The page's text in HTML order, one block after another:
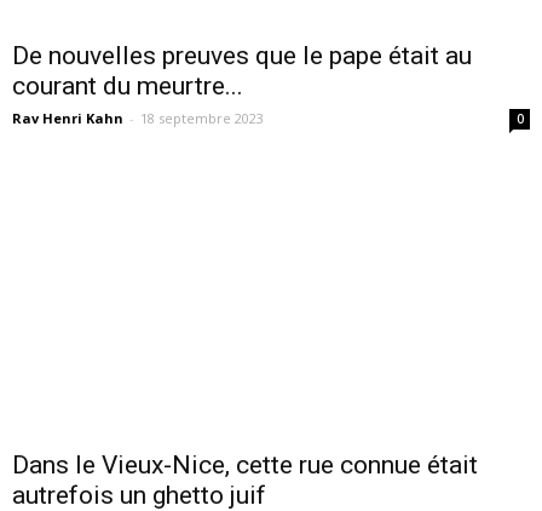
De nouvelles preuves que le pape était au
courant du meurtre...
Rav Henri Kahn - 18 septembre 2023 0
Dans le Vieux-Nice, cette rue connue était
autrefois un ghetto juif